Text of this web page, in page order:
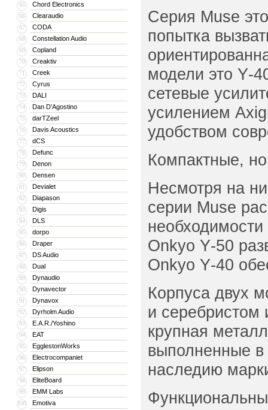
65 Chord Electronics
66 Clearaudio
67 CODA
68 Constellation Audio
69 Copland
70 Creaktiv
71 Creek
72 Cyrus
73 DALI
74 Dan D’Agostino
75 darTZeel
76 Davis Acoustics
77 dCS
78 Defunc
79 Denon
80 Densen
81 Devialet
82 Diapason
83 Digis
84 DLS
85 dorpo
86 Draper
87 DS Audio
88 Dual
89 Dynaudio
90 Dynavector
91 Dynavox
92 Dyrholm Audio
93 E.A.R./Yoshino
94 EAT
95 EgglestonWorks
96 Electrocompaniet
97 Elipson
98 EliteBoard
99 EMM Labs
100 Emotiva
Серия Muse
попытка
модели это
сетевые
усилением
удобством
Компактные,
Несмотря на
серии Muse
Onkyo Y‑50
Onkyo Y‑40
Корпуса двух
и
крупная
выполненные в
наследию